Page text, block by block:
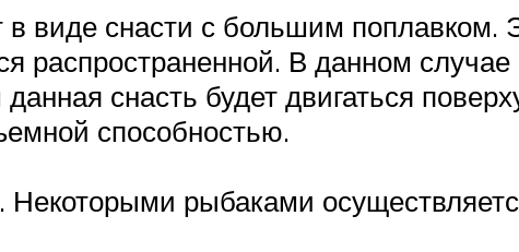
виде снасти с большим поплавком.
распространенной. В данном
снасть будет двигаться
способностью.
рыбаками